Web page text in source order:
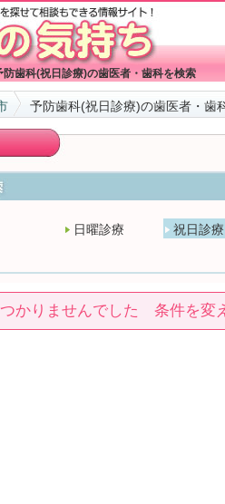
歯科(祝日診療)の歯医者・歯科を検索
予防歯科(祝日診療)の歯医者・歯
日曜診療 祝日診療
つかりませんでした 条件を